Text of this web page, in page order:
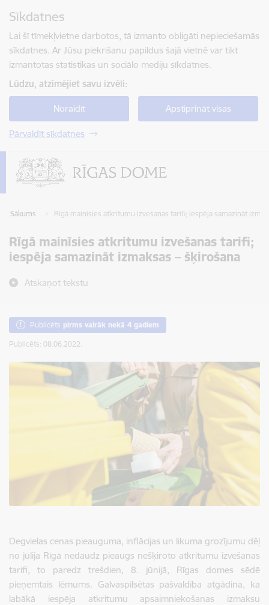
Sīkdatnes
Lai šī tīmekļvietne darbotos, tā izmanto obligāti nepieciešamās
sīkdatnes. Ar Jūsu piekrišanu papildus šajā vietnē var tikt
izmantotas statistikas un sociālo mediju sīkdatnes.
Lūdzu, atzīmējiet savu izvēli:
Noraidīt Apstiprināt visas
Pārvaldīt sīkdatnes
Sākums Rīgā mainīsies atkritumu izvešanas tarifi; iespēja samazināt
Rīgā mainīsies atkritumu izvešanas tarifi;
iespēja samazināt izmaksas – šķirošana
Atskaņot tekstu
Publicēts pirms vairāk nekā 4 gadiem
Publicēts: 08.06.2022.
Degvielas cenas pieauguma, inflācijas un likuma grozījumu dēļ
no jūlija Rīgā nedaudz pieaugs nešķiroto atkritumu izvešanas
tarifi, to paredz trešdien, 8. jūnijā, Rīgas domes sēdē
pieņemtais lēmums. Galvaspilsētas pašvaldība atgādina, ka
labākā iespēja atkritumu apsaimniekošanas izmaksu